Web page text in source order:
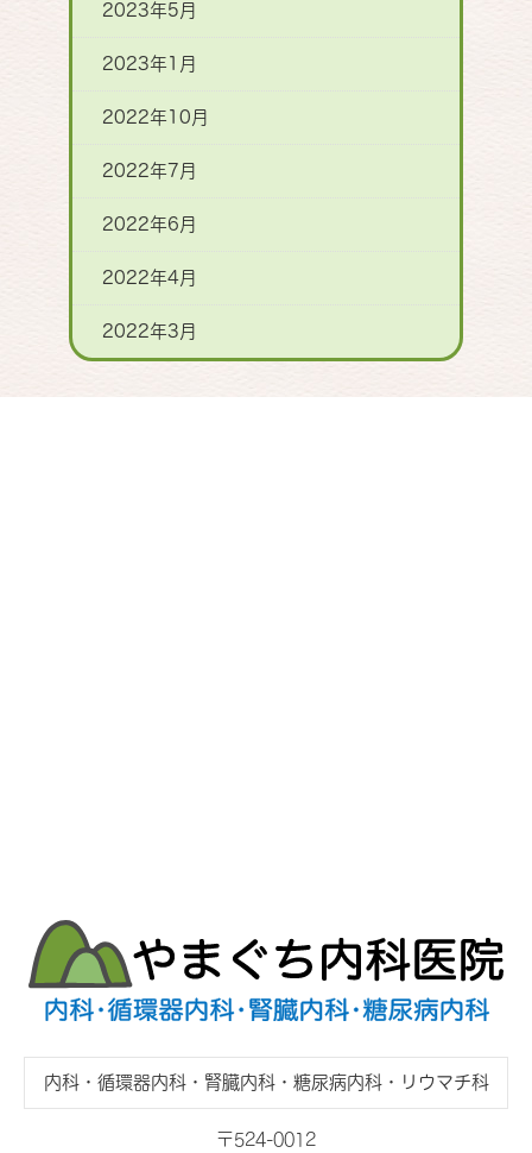
2023年5月
2023年1月
2022年10月
2022年7月
2022年6月
2022年4月
2022年3月
内科・循環器内科・腎臓内科・糖尿病内科・リウマチ科
〒524-0012